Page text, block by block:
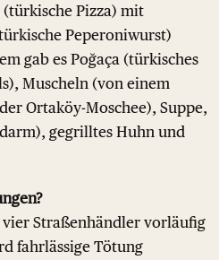
Pizza) mit
Peperoniwurst)
gab es Poğaça (türkisches
Muscheln (von einem
Ortaköy-Moschee), Suppe,
gegrilltes Huhn und
Straßenhändler vorläufig
fahrlässige Tötung